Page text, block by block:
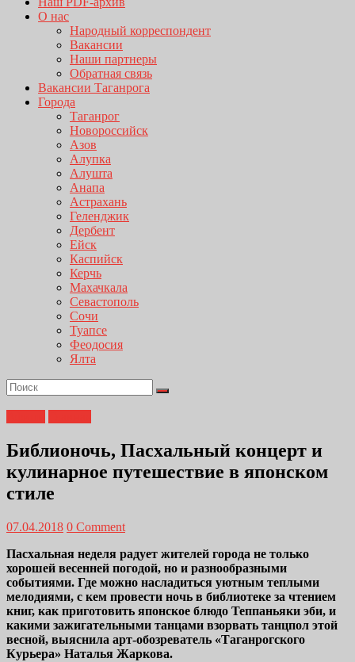
О нас
Народный корреспондент
Вакансии
Наши партнеры
Обратная связь
Вакансии Таганрога
Города
Таганрог
Новороссийск
Азов
Алупка
Алушта
Анапа
Астрахань
Геленджик
Дербент
Ейск
Каспийск
Керчь
Махачкала
Севастополь
Сочи
Туапсе
Феодосия
Ялта
Библионочь, Пасхальный концерт и
кулинарное путешествие в японском
стиле
07.04.2018 0 Comment
Пасхальная неделя радует жителей города не только
хорошей весенней погодой, но и разнообразными
событиями. Где можно насладиться уютным теплыми
мелодиями, с кем провести ночь в библиотеке за чтением
книг, как приготовить японское блюдо Теппаньяки эби, и
какими зажигательными танцами взорвать танцпол этой
весной, выяснила арт-обозреватель «Таганрогского
Курьера» Наталья Жаркова.